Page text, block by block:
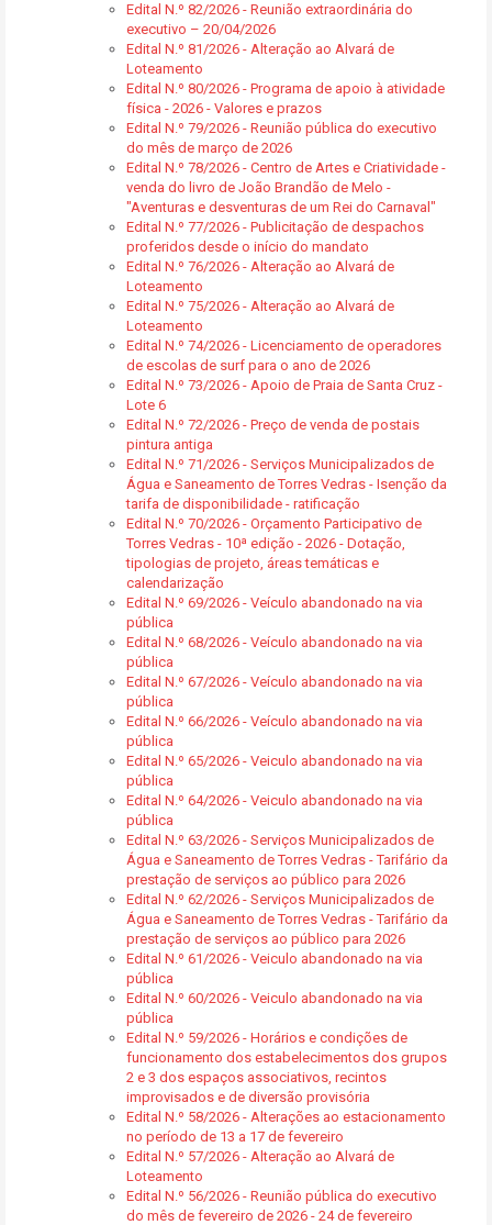
Edital N.º 82/2026 - Reunião extraordinária do
executivo – 20/04/2026
Edital N.º 81/2026 - Alteração ao Alvará de
Loteamento
Edital N.º 80/2026 - Programa de apoio à atividade
física - 2026 - Valores e prazos
Edital N.º 79/2026 - Reunião pública do executivo
do mês de março de 2026
Edital N.º 78/2026 - Centro de Artes e Criatividade -
venda do livro de João Brandão de Melo -
"Aventuras e desventuras de um Rei do Carnaval"
Edital N.º 77/2026 - Publicitação de despachos
proferidos desde o início do mandato
Edital N.º 76/2026 - Alteração ao Alvará de
Loteamento
Edital N.º 75/2026 - Alteração ao Alvará de
Loteamento
Edital N.º 74/2026 - Licenciamento de operadores
de escolas de surf para o ano de 2026
Edital N.º 73/2026 - Apoio de Praia de Santa Cruz -
Lote 6
Edital N.º 72/2026 - Preço de venda de postais
pintura antiga
Edital N.º 71/2026 - Serviços Municipalizados de
Água e Saneamento de Torres Vedras - Isenção da
tarifa de disponibilidade - ratificação
Edital N.º 70/2026 - Orçamento Participativo de
Torres Vedras - 10ª edição - 2026 - Dotação,
tipologias de projeto, áreas temáticas e
calendarização
Edital N.º 69/2026 - Veículo abandonado na via
pública
Edital N.º 68/2026 - Veículo abandonado na via
pública
Edital N.º 67/2026 - Veículo abandonado na via
pública
Edital N.º 66/2026 - Veículo abandonado na via
pública
Edital N.º 65/2026 - Veiculo abandonado na via
pública
Edital N.º 64/2026 - Veiculo abandonado na via
pública
Edital N.º 63/2026 - Serviços Municipalizados de
Água e Saneamento de Torres Vedras - Tarifário da
prestação de serviços ao público para 2026
Edital N.º 62/2026 - Serviços Municipalizados de
Água e Saneamento de Torres Vedras - Tarifário da
prestação de serviços ao público para 2026
Edital N.º 61/2026 - Veiculo abandonado na via
pública
Edital N.º 60/2026 - Veiculo abandonado na via
pública
Edital N.º 59/2026 - Horários e condições de
funcionamento dos estabelecimentos dos grupos
2 e 3 dos espaços associativos, recintos
improvisados e de diversão provisória
Edital N.º 58/2026 - Alterações ao estacionamento
no período de 13 a 17 de fevereiro
Edital N.º 57/2026 - Alteração ao Alvará de
Loteamento
Edital N.º 56/2026 - Reunião pública do executivo
do mês de fevereiro de 2026 - 24 de fevereiro